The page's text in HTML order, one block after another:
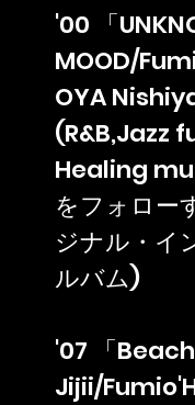
'00 「
MOOD/
OYA
(R&B,Jazz
Healing
をフォロー
ジナル・イ
ルバム)
'07 「Beach
Jijii/